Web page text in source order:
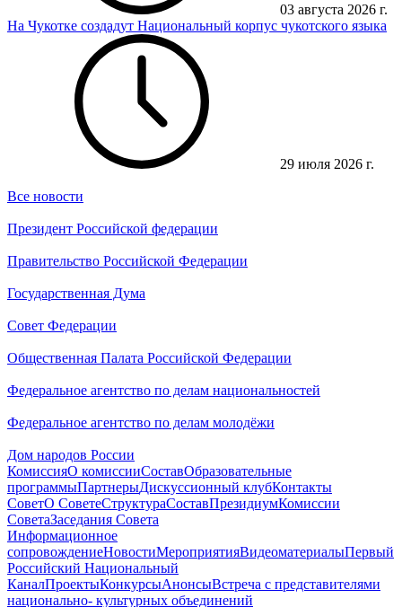
03 августа 2026 г.
На Чукотке создадут Национальный корпус чукотского языка
29 июля 2026 г.
Все новости
Президент Российской федерации
Правительство Российской Федерации
Государственная Дума
Совет Федерации
Общественная Палата Российской Федерации
Федеральное агентство по делам национальностей
Федеральное агентство по делам молодёжи
Дом народов России
КомиссияО комиссииСоставОбразовательные
программыПартнерыДискуссионный клубКонтакты
СоветО СоветеСтруктураСоставПрезидиумКомиссии
СоветаЗаседания Совета
Информационное
сопровождениеНовостиМероприятияВидеоматериалыПервый
Российский Национальный
КаналПроектыКонкурсыАнонсыВстреча с представителями
национально- культурных объединений